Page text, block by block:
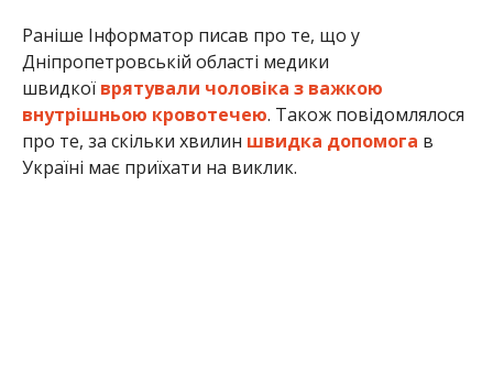
Раніше Інформатор писав про те, що у
Дніпропетровській області медики
швидкої врятували чоловіка з важкою
внутрішньою кровотечею. Також повідомлялося
про те, за скільки хвилин швидка допомога в
Україні має приїхати на виклик.